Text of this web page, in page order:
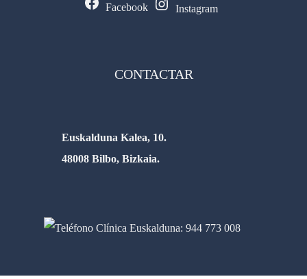
Facebook Instagram
CONTACTAR
Euskalduna Kalea, 10.
48008 Bilbo, Bizkaia.